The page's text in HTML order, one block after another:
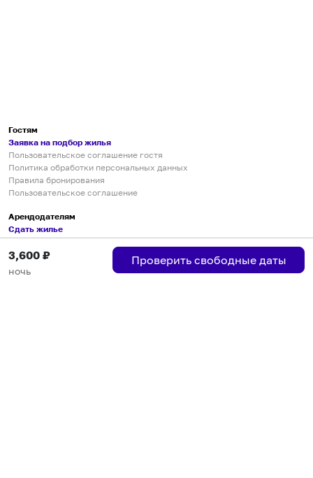
3,600 ₽
ночь
Проверить свободные даты
Гостям
Заявка на подбор жилья
Пользовательское соглашение гостя
Политика обработки персональных данных
Правила бронирования
Пользовательское соглашение
Арендодателям
Сдать жилье
Пользовательское соглашение
Правила публикации объявлений